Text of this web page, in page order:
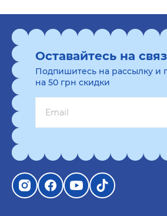
Оставайтесь на
Подпишитесь на рассылку и
на 50 грн скидки